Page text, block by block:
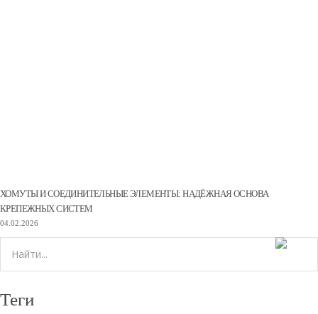
ХОМУТЫ И СОЕДИНИТЕЛЬНЫЕ ЭЛЕМЕНТЫ: НАДЁЖНАЯ ОСНОВА
КРЕПЕЖНЫХ СИСТЕМ
04.02.2026
Теги